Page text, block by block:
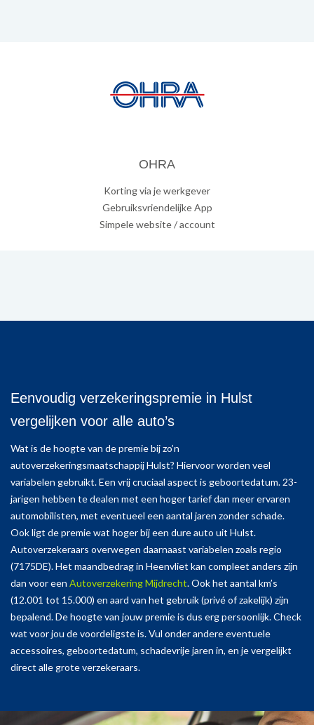
OHRA
Korting via je werkgever
Gebruiksvriendelijke App
Simpele website / account
Eenvoudig verzekeringspremie in Hulst
vergelijken voor alle auto’s
Wat is de hoogte van de premie bij zo’n
autoverzekeringsmaatschappij Hulst? Hiervoor worden veel
variabelen gebruikt. Een vrij cruciaal aspect is geboortedatum. 23-
jarigen hebben te dealen met een hoger tarief dan meer ervaren
automobilisten, met eventueel een aantal jaren zonder schade.
Ook ligt de premie wat hoger bij een dure auto uit Hulst.
Autoverzekeraars overwegen daarnaast variabelen zoals regio
(7175DE). Het maandbedrag in Heenvliet kan compleet anders zijn
dan voor een Autoverzekering Mijdrecht. Ook het aantal km’s
(12.001 tot 15.000) en aard van het gebruik (privé of zakelijk) zijn
bepalend. De hoogte van jouw premie is dus erg persoonlijk. Check
wat voor jou de voordeligste is. Vul onder andere eventuele
accessoires, geboortedatum, schadevrije jaren in, en je vergelijkt
direct alle grote verzekeraars.